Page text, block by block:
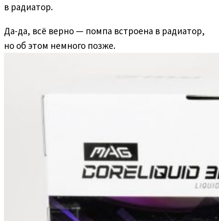
в радиатор.
Да-да, всё верно — помпа встроена в радиатор,
но об этом немного позже.